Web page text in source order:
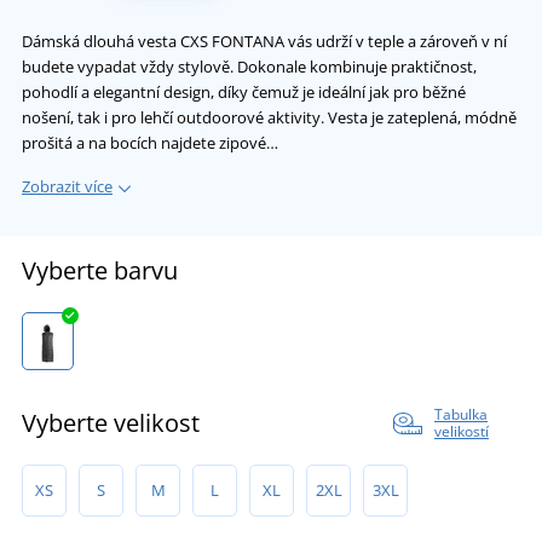
Dámská dlouhá vesta CXS FONTANA vás udrží v teple a zároveň v ní
budete vypadat vždy stylově. Dokonale kombinuje praktičnost,
pohodlí a elegantní design, díky čemuž je ideální jak pro běžné
nošení, tak i pro lehčí outdoorové aktivity. Vesta je zateplená, módně
prošitá a na bocích najdete zipové…
Zobrazit více
Vyberte barvu
Vyberte velikost
Tabulka
velikostí
XS S M L XL 2XL 3XL